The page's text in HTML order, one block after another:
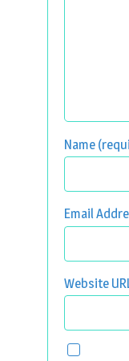
Name
Email
Website